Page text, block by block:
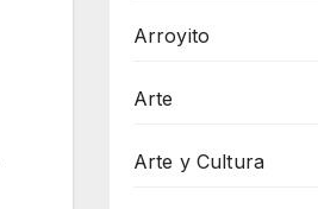
Arroyito
Arte
Arte y Cultura